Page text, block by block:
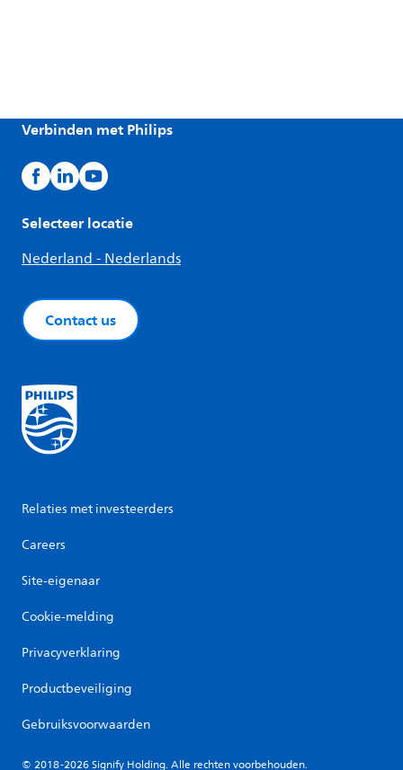
Verbinden met Philips
Selecteer locatie
Nederland - Nederlands
Contact us
Relaties met investeerders
Careers
Site-eigenaar
Cookie-melding
Privacyverklaring
Productbeveiliging
Gebruiksvoorwaarden
© 2018-2026 Signify Holding. Alle rechten voorbehouden.